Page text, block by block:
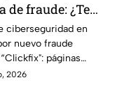
de fraude: ¿Te
códigos
en la PC?
podrías ser
del peligroso
ciberseguridad en
nuevo fraude
páginas
engañan para
2026